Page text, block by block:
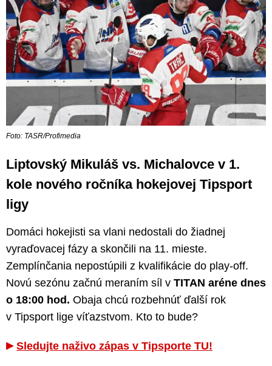
Foto: TASR/Profimedia
Liptovský Mikuláš vs. Michalovce v 1.
kole nového ročníka hokejovej Tipsport
ligy
Domáci hokejisti sa vlani nedostali do žiadnej
vyraďovacej fázy a skončili na 11. mieste.
Zemplínčania nepostúpili z kvalifikácie do play-off.
Novú sezónu začnú meraním síl v TITAN aréne dnes
o 18:00 hod. Obaja chcú rozbehnúť ďalší rok
v Tipsport lige víťazstvom. Kto to bude?
Sledujte naživo zápas v Tipsporte TU!